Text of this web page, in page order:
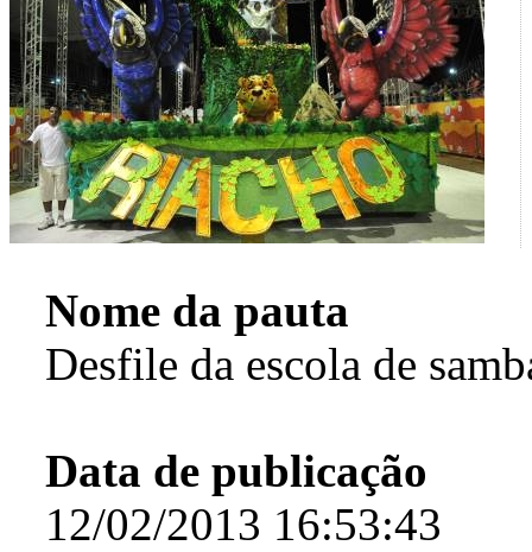
Nome da pauta
Desfile da escola de
Data de publicação
12/02/2013 16:53:43